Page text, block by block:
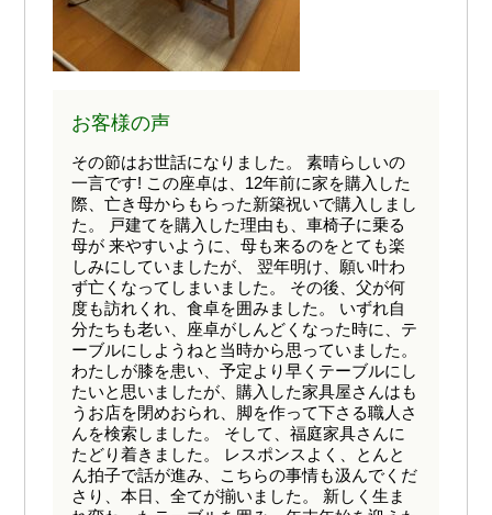
お客様の声
その節はお世話になりました。 素晴らしいの
一言です! この座卓は、12年前に家を購入した
際、亡き母からもらった新築祝いで購入しまし
た。 戸建てを購入した理由も、車椅子に乗る
母が 来やすいように、母も来るのをとても楽
しみにしていましたが、 翌年明け、願い叶わ
ず亡くなってしまいました。 その後、父が何
度も訪れくれ、食卓を囲みました。 いずれ自
分たちも老い、座卓がしんどくなった時に、テ
ーブルにしようねと当時から思っていました。
わたしが膝を患い、予定より早くテーブルにし
たいと思いましたが、購入した家具屋さんはも
うお店を閉めおられ、脚を作って下さる職人さ
んを検索しました。 そして、福庭家具さんに
たどり着きました。 レスポンスよく、とんと
ん拍子で話が進み、こちらの事情も汲んでくだ
さり、本日、全てが揃いました。 新しく生ま